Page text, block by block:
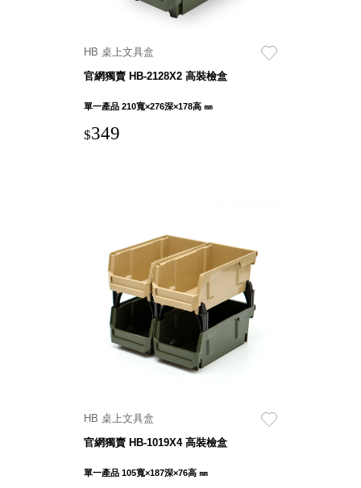
HB 桌上文具盒
官網獨賣 HB-2128X2 高裝檢盒
單一產品 210寬×276深×178高 ㎜
$349
HB 桌上文具盒
官網獨賣 HB-1019X4 高裝檢盒
單一產品 105寬×187深×76高 ㎜